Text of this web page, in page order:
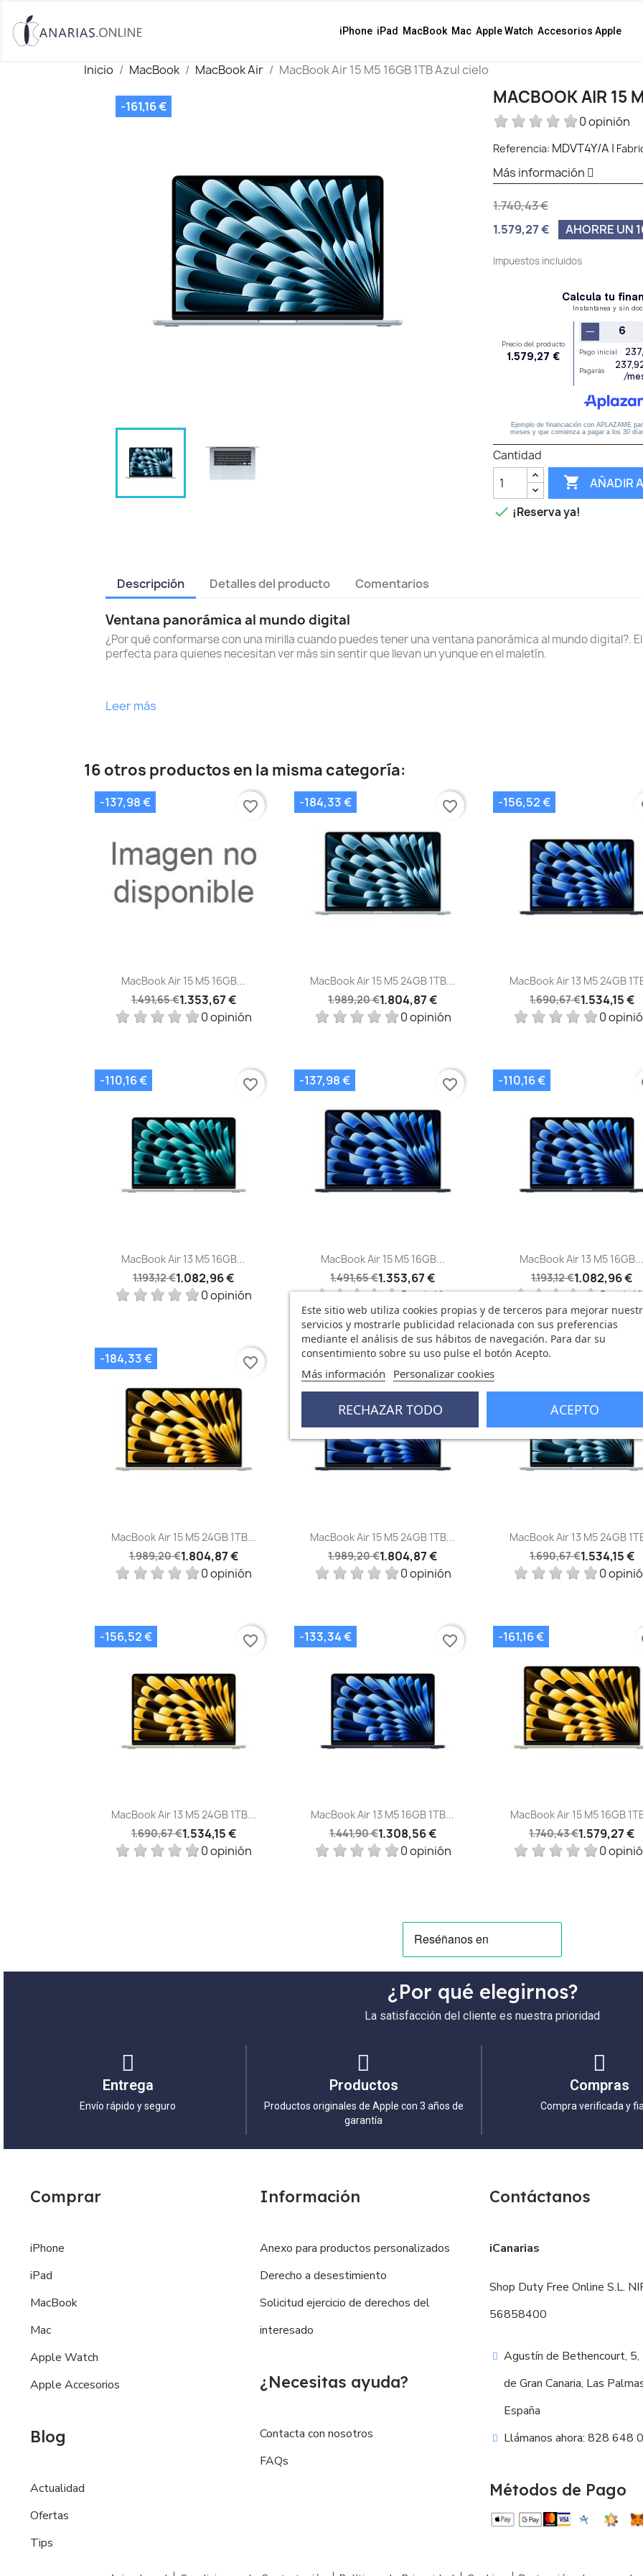
iPhone iPad MacBook Mac Apple Watch Accesorios Apple
Inicio MacBook MacBook Air MacBook Air 15 M5 16GB 1TB Azul cielo
-161,16 € MACBOOK AIR 15
0 opinión
Referencia: MDVT4Y/A |
Más información
1.740,43 €
1.579,27 €
AHORRE UN
Impuestos incluidos
Cantidad
 AÑADIR
 ¡Reserva ya!
Descripción Detalles del producto Comentarios
Ventana panorámica al mundo digital
¿Por qué conformarse con una mirilla cuando puedes tener una ventana panorámica al mundo digital?. El
perfecta para quienes necesitan ver más sin sentir que llevan un yunque en el maletín.
Leer más
16 otros productos en la misma categoría:
Vista rápida
MacBook Air 15 M5 16GB...
1.491,65 €1.353,67 €
0 opinión
-137,98 € favorite_border
Vista rápida
MacBook Air 15 M5 24GB 1TB...
1.989,20 €1.804,87 €
0 opinión
-184,33 € favorite_border
 Vista rápida
MacBook Air 13 M5 24GB
1.690,67 €1.534,15 €
0
-156,52 €
Vista rápida
MacBook Air 13 M5 16GB...
1.193,12 €1.082,96 €
0 opinión
-110,16 € favorite_border
Vista rápida
MacBook Air 15 M5 16GB...
1.491,65 €1.353,67 €
0 opinión
-137,98 € favorite_border
Vista rápida
MacBook Air 13 M5 16GB...
1.193,12 €1.082,96 €
0
-110,16 €
 Vista rápida
MacBook Air 15 M5 24GB 1TB...
1.989,20 €1.804,87 €
0 opinión
-184,33 € favorite_border
Vista rápida
MacBook Air 15 M5 24GB 1TB...
1.989,20 €1.804,87 €
0 opinión
-184,33 € favorite_border
 Vista rápida
MacBook Air 13 M5 24GB
1.690,67 €1.534,15 €
0
-156,52 €
Vista rápida
MacBook Air 13 M5 24GB 1TB...
1.690,67 €1.534,15 €
0 opinión
-156,52 € favorite_border
Vista rápida
MacBook Air 13 M5 16GB 1TB...
1.441,90 €1.308,56 €
0 opinión
-133,34 € favorite_border
Vista rápida
MacBook Air 15 M5 16GB
1.740,43 €1.579,27 €
0
-161,16 €
¿Por qué elegirnos?
La satisfacción del cliente es nuestra prioridad
Entrega
Envío rápido y seguro
Productos
Productos originales de Apple con 3 años de
garantía
Compras
Compra verificada y
Este sitio web utiliza cookies propias y de terceros para mejorar
servicios y mostrarle publicidad relacionada con sus preferencias
mediante el análisis de sus hábitos de navegación. Para dar su
consentimiento sobre su uso pulse el botón Acepto.
Más información Personalizar cookies
RECHAZAR TODO ACEPTO
Comprar
iPhone
iPad
MacBook
Mac
Apple Watch
Apple Accesorios
Blog
Actualidad
Ofertas
Tips
Información
Anexo para productos personalizados
Derecho a desestimiento
Solicitud ejercicio de derechos del
interesado
¿Necesitas ayuda?
Contacta con nosotros
FAQs
Contáctanos
iCanarias
Shop Duty Free Online S.L.
56858400
Agustín de Bethencourt, 5,
de Gran Canaria, Las
España
Llámanos ahora: 828 648
Métodos de Pago